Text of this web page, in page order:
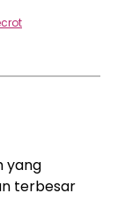
yang
terbesar